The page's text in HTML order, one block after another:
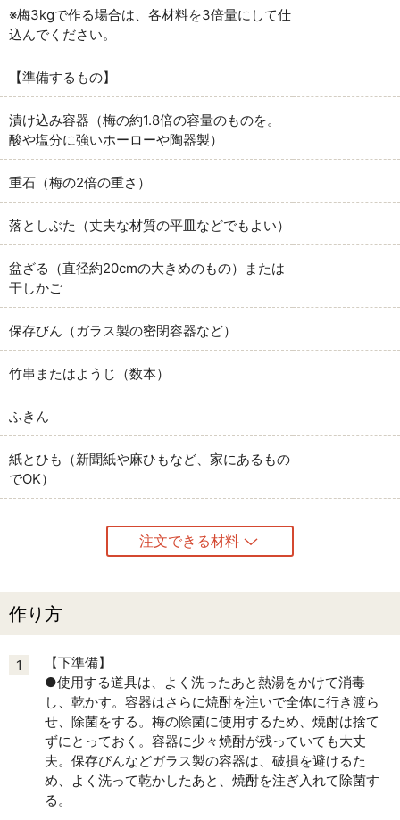
※梅3kgで作る場合は、各材料を3倍量にして仕
込んでください。
【準備するもの】
漬け込み容器（梅の約1.8倍の容量のものを。
酸や塩分に強いホーローや陶器製）
重石（梅の2倍の重さ）
落としぶた（丈夫な材質の平皿などでもよい）
盆ざる（直径約20cmの大きめのもの）または
干しかご
保存びん（ガラス製の密閉容器など）
竹串またはようじ（数本）
ふきん
紙とひも（新聞紙や麻ひもなど、家にあるもの
でOK）
注文できる材料
作り方
1
【下準備】
●使用する道具は、よく洗ったあと熱湯をかけて消毒
し、乾かす。容器はさらに焼酎を注いで全体に行き渡ら
せ、除菌をする。梅の除菌に使用するため、焼酎は捨て
ずにとっておく。容器に少々焼酎が残っていても大丈
夫。保存びんなどガラス製の容器は、破損を避けるた
め、よく洗って乾かしたあと、焼酎を注ぎ入れて除菌す
る。